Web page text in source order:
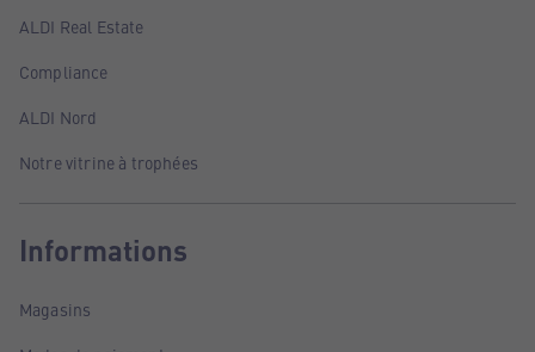
ALDI Real Estate
Compliance
ALDI Nord
Notre vitrine à trophées
Informations
Magasins